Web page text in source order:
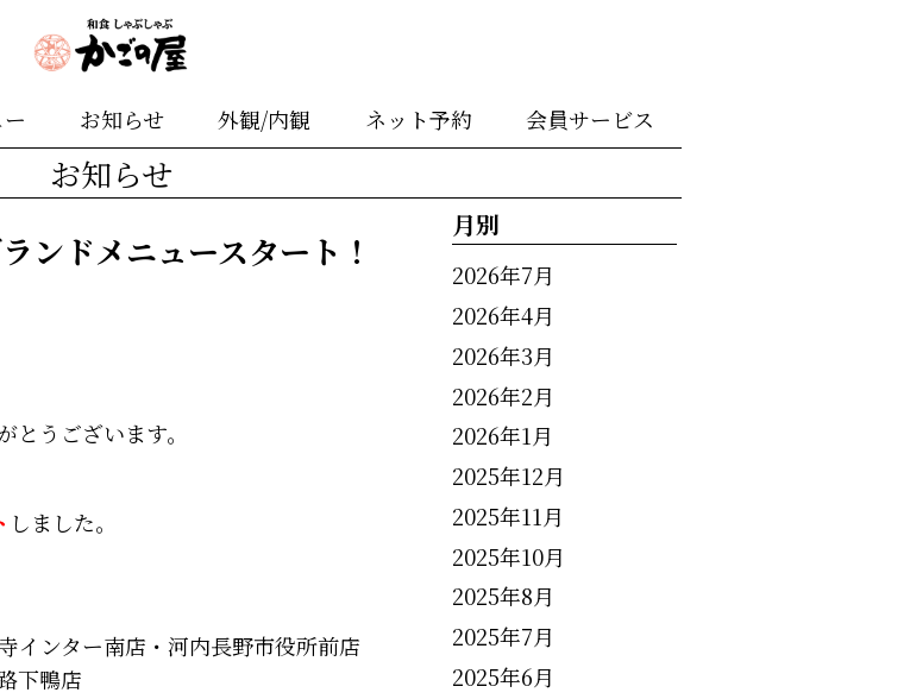
お知らせ 外観/内観 ネット予約 会員サービス
お知らせ
ンドメニュースタート！
うございます。
しました。
インター南店・河内長野市役所前店
下鴨店
月別
2026年7月
2026年4月
2026年3月
2026年2月
2026年1月
2025年12月
2025年11月
2025年10月
2025年8月
2025年7月
2025年6月